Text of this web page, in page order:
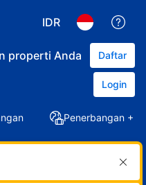
IDR
properti Anda Daftar
Login
Penerbangan +